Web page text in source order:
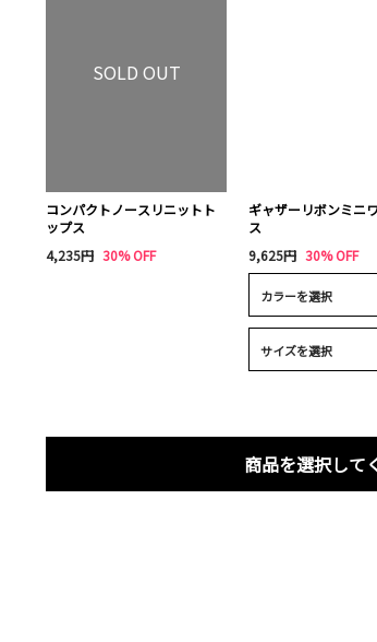
SOLD OUT
コンパクトノースリニットト
ップス
4,235円 30% OFF
ギャザーリボンミニ
ス
9,625円 30% OFF
商品を選択して